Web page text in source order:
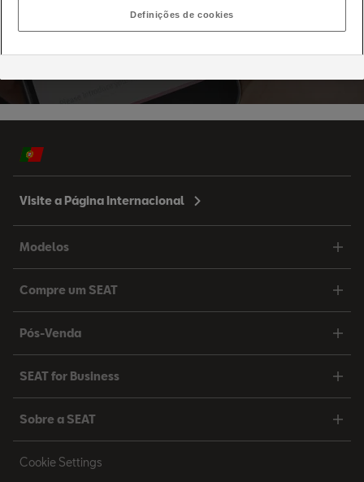
Contacte a Rede SEAT
Visite a Página Internacional
Modelos
Compre um SEAT
Pós-Venda
SEAT for Business
Sobre a SEAT
Cookie Settings
Definições de cookies